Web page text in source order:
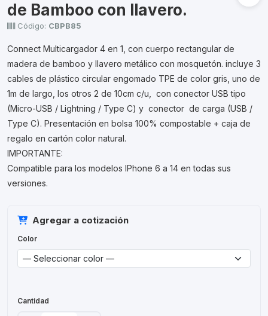
de Bamboo con llavero.
Código: CBPB85
Connect Multicargador 4 en 1, con cuerpo rectangular de
madera de bamboo y llavero metálico con mosquetón. incluye 3
cables de plástico circular engomado TPE de color gris, uno de
1m de largo, los otros 2 de 10cm c/u, con conector USB tipo
(Micro-USB / Lightning / Type C) y conector de carga (USB /
Type C). Presentación en bolsa 100% compostable + caja de
regalo en cartón color natural.
IMPORTANTE:
Compatible para los modelos IPhone 6 a 14 en todas sus
versiones.
Agregar a cotización
Color
Cantidad